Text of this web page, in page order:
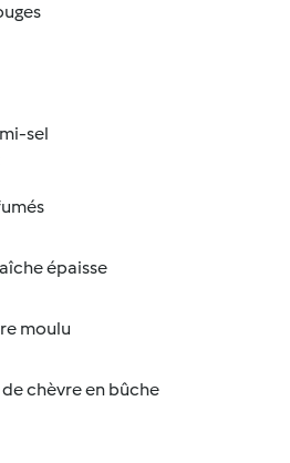
sel
épaisse
moulu
chèvre en bûche